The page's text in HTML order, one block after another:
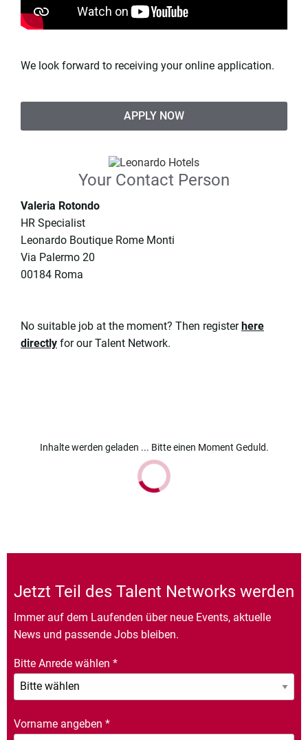
We look forward to receiving your online application.
APPLY NOW
Your Contact Person
Valeria Rotondo
HR Specialist
Leonardo Boutique Rome Monti
Via Palermo 20
00184 Roma
No suitable job at the moment? Then registerhere
directly for our Talent Network.
Inhalte werden geladen ... Bitte einen Moment Geduld.
Jetzt Teil des Talent Networks werden
Immer auf dem Laufenden über neue Events, aktuelle
News und passende Jobs bleiben.
Bitte Anrede wählen *
Vorname angeben *